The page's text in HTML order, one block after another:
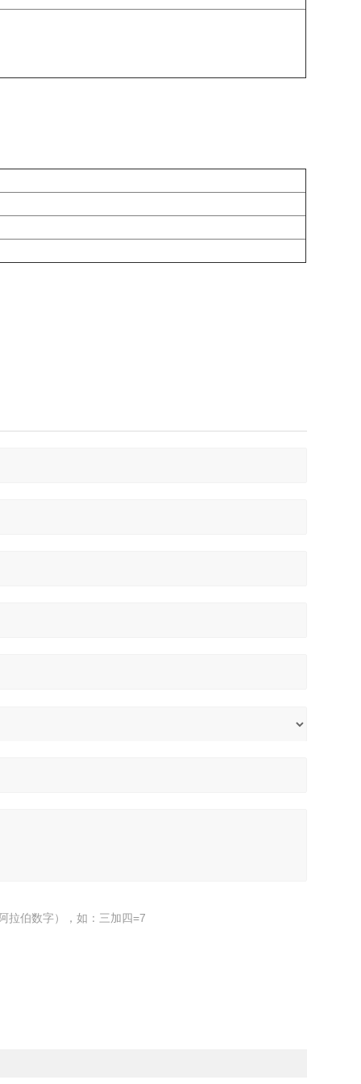
拉伯数字），如：三加四=7